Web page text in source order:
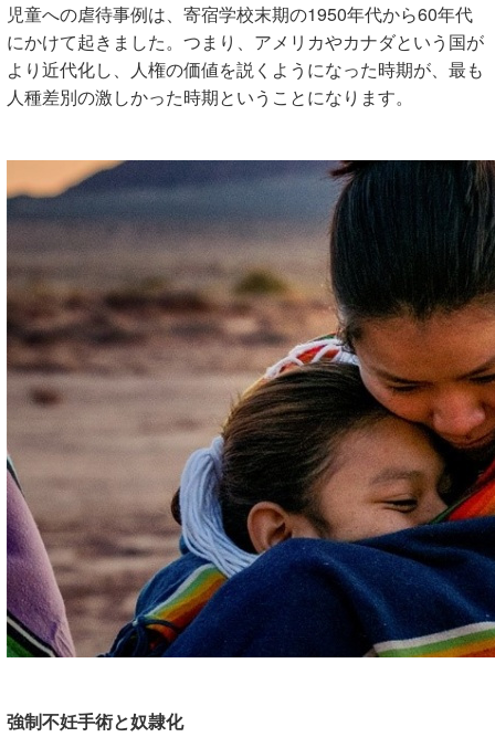
児童への虐待事例は、寄宿学校末期の1950年代から60年代
にかけて起きました。つまり、アメリカやカナダという国が
より近代化し、人権の価値を説くようになった時期が、最も
人種差別の激しかった時期ということになります。
強制不妊手術と奴隷化